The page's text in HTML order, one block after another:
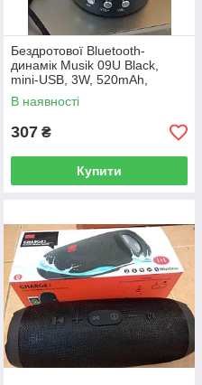
Бездротової Bluetooth-
динамік Musik 09U Black,
mini-USB, 3W, 520mAh,
дистанція-10m, Corton BOX
В наявності
307 ₴
Купити